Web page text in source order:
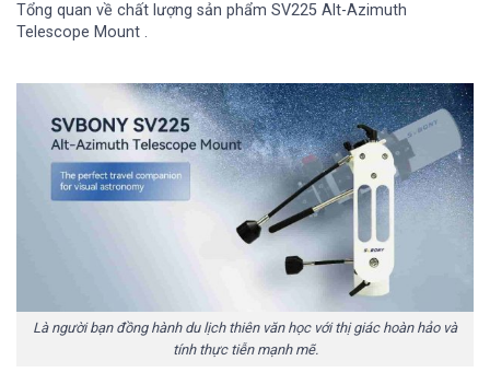
Tổng quan về chất lượng sản phẩm SV225 Alt-Azimuth
Telescope Mount .
Là người bạn đồng hành du lịch thiên văn học với thị giác hoàn hảo và
tính thực tiễn mạnh mẽ.